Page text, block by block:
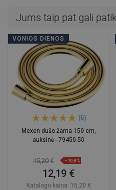
Jums taip pat gali
VONIOS DIENOS
(6)
Mexen dušo žarna 150 cm,
auksinė - 79450-50
15,20 € −19,8%
12,19 €
Katalogo kaina: 15,20 €